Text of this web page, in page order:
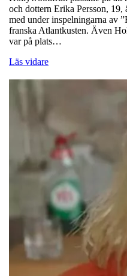
och dottern Erika Persson,
med under inspelningarna av
franska Atlantkusten. Även
var på plats…
Läs vidare